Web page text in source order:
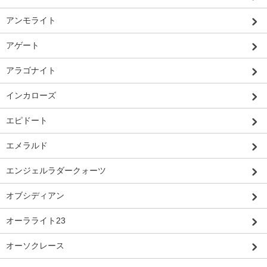
アンモライト
アゲート
アラゴナイト
インカローズ
エピドート
エメラルド
エンジェルラダークォーツ
オブシディアン
オーラライト23
オーソクレース